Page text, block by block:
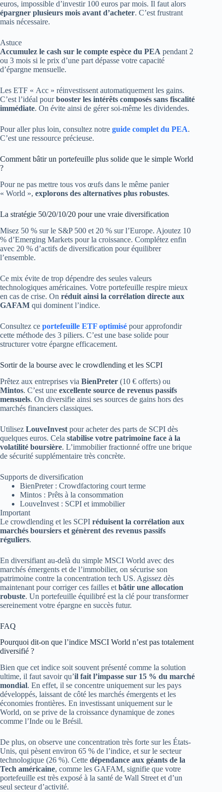
euros, impossible d’investir 100 euros par mois. Il faut alors
épargner plusieurs mois avant d’acheter. C’est frustrant
mais nécessaire.
Astuce
Accumulez le cash sur le compte espèce du PEA pendant 2
ou 3 mois si le prix d’une part dépasse votre capacité
d’épargne mensuelle.
Les ETF « Acc » réinvestissent automatiquement les gains.
C’est l’idéal pourbooster les intérêts composés sans fiscalité
immédiate. On évite ainsi de gérer soi-même les dividendes.
Pour aller plus loin, consultez notre guide complet du PEA.
C’est une ressource précieuse.
Comment bâtir un portefeuille plus solide que le simple World
?
Pour ne pas mettre tous vos œufs dans le même panier
« World », explorons des alternatives plus robustes.
La stratégie 50/20/10/20 pour une vraie diversification
Misez 50 % sur le S&P 500 et 20 % sur l’Europe. Ajoutez 10
% d’Emerging Markets pour la croissance. Complétez enfin
avec 20 % d’actifs de diversification pour équilibrer
l’ensemble.
Ce mix évite de trop dépendre des seules valeurs
technologiques américaines. Votre portefeuille respire mieux
en cas de crise. On réduit ainsi la corrélation directe aux
GAFAM qui dominent l’indice.
Consultez ce portefeuille ETF optimisé pour approfondir
cette méthode des 3 piliers. C’est une base solide pour
structurer votre épargne efficacement.
Sortir de la bourse avec le crowdlending et les SCPI
Prêtez aux entreprises via BienPreter (10 € offerts) ou
Mintos. C’est une excellente source de revenus passifs
mensuels. On diversifie ainsi ses sources de gains hors des
marchés financiers classiques.
Utilisez LouveInvest pour acheter des parts de SCPI dès
quelques euros. Cela stabilise votre patrimoine face à la
volatilité boursière. L’immobilier fractionné offre une brique
de sécurité supplémentaire très concrète.
Supports de diversification
BienPreter : Crowdfactoring court terme
Mintos : Prêts à la consommation
LouveInvest : SCPI et immobilier
Important
Le crowdlending et les SCPI réduisent la corrélation aux
marchés boursiers et génèrent des revenus passifs
réguliers.
En diversifiant au-delà du simple MSCI World avec des
marchés émergents et de l’immobilier, on sécurise son
patrimoine contre la concentration tech US. Agissez dès
maintenant pour corriger ces failles et bâtir une allocation
robuste. Un portefeuille équilibré est la clé pour transformer
sereinement votre épargne en succès futur.
FAQ
Pourquoi dit-on que l’indice MSCI World n’est pas totalement
diversifié ?
Bien que cet indice soit souvent présenté comme la solution
ultime, il faut savoir qu’il fait l’impasse sur 15 % du marché
mondial. En effet, il se concentre uniquement sur les pays
développés, laissant de côté les marchés émergents et les
économies frontières. En investissant uniquement sur le
World, on se prive de la croissance dynamique de zones
comme l’Inde ou le Brésil.
De plus, on observe une concentration très forte sur les États-
Unis, qui pèsent environ 65 % de l’indice, et sur le secteur
technologique (26 %). Cette dépendance aux géants de la
Tech américaine, comme les GAFAM, signifie que votre
portefeuille est très exposé à la santé de Wall Street et d’un
seul secteur d’activité.